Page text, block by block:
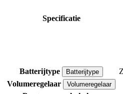
Specificatie
Batterijtype
Batterijtype
Volumeregelaar
Volumeregelaar